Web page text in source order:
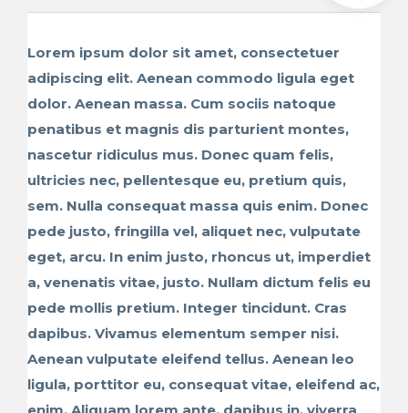
Lorem ipsum dolor sit amet, consectetuer
adipiscing elit. Aenean commodo ligula eget
dolor. Aenean massa. Cum sociis natoque
penatibus et magnis dis parturient montes,
nascetur ridiculus mus. Donec quam felis,
ultricies nec, pellentesque eu, pretium quis,
sem. Nulla consequat massa quis enim. Donec
pede justo, fringilla vel, aliquet nec, vulputate
eget, arcu. In enim justo, rhoncus ut, imperdiet
a, venenatis vitae, justo. Nullam dictum felis eu
pede mollis pretium. Integer tincidunt. Cras
dapibus. Vivamus elementum semper nisi.
Aenean vulputate eleifend tellus. Aenean leo
ligula, porttitor eu, consequat vitae, eleifend ac,